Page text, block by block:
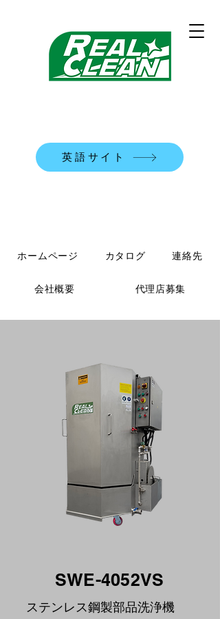
ホームページ カタログ 連絡先
会社概要 代理店募集
英語サイト
SWE-4052VS
ステンレス鋼製部品洗浄機